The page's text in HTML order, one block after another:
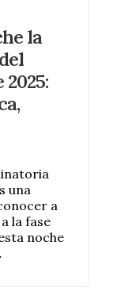
la
una
a
la fase
noche